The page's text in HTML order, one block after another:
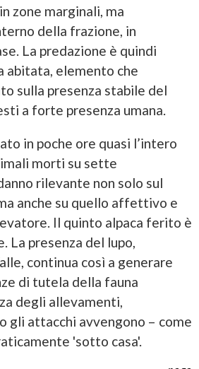
zone marginali, ma
della frazione, in
La predazione è quindi
abitata, elemento che
sulla presenza stabile del
a forte presenza umana.
in poche ore quasi l’intero
morti su sette
rilevante non solo sul
anche su quello affettivo e
Il quinto alpaca ferito è
La presenza del lupo,
continua così a generare
di tutela della fauna
degli allevamenti,
gli attacchi avvengono – come
'sotto casa'.